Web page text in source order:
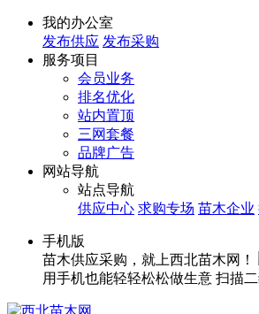
我的办公室
发布供应 发布采购
服务项目
会员业务
排名优化
站内置顶
三网套餐
品牌广告
网站导航
站点导航
供应中心 求购专场 苗木企业
手机版
苗木供应采购，就上西北苗木网！
用手机也能轻轻松松做生意 扫描